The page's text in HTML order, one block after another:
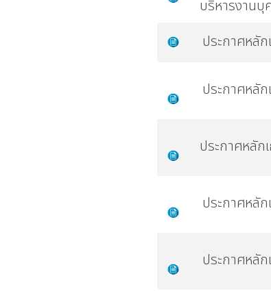
บริหารงาน
ประกาศหลั
ประกาศหลั
ประกาศหลั
ประกาศหลั
ประกาศหลั